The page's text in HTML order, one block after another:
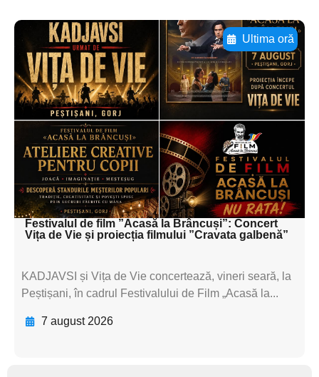
Ultima oră
Adaugă aici textul pentru
subtitluAdaugă aici
textul pentru
subtitluAdaugă aici
textul pentru
subtitluAdaugă aici
textul pentru subti
Festivalul de film ”Acasă la Brâncuși”: Concert
Vița de Vie și proiecția filmului ”Cravata galbenă”
KADJAVSI și Vița de Vie concertează, vineri seară, la
Peștișani, în cadrul Festivalului de Film „Acasă la...
7 august 2026